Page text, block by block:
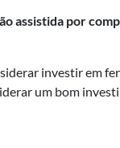
assistida por
investir em
um bom